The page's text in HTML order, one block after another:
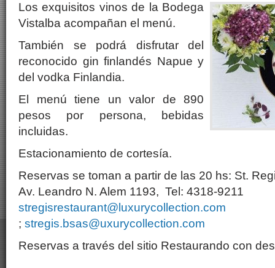
Los exquisitos vinos de la Bodega
Vistalba acompañan el menú.
También se podrá disfrutar del
reconocido gin finlandés Napue y
del vodka Finlandia.
El menú tiene un valor de 890
pesos por persona, bebidas
incluidas.
Estacionamiento de cortesía.
Reservas se toman a partir de las 20 hs: St.
Av. Leandro N. Alem 1193, Tel: 4318-9211
stregisrestaurant@luxurycollection.com
; stregis.bsas@uxurycollection.com
Reservas a través del sitio Restaurando con